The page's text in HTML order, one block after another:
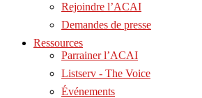
Rejoindre l’ACAI
Demandes de presse
Ressources
Parrainer l’ACAI
Listserv - The Voice
Événements